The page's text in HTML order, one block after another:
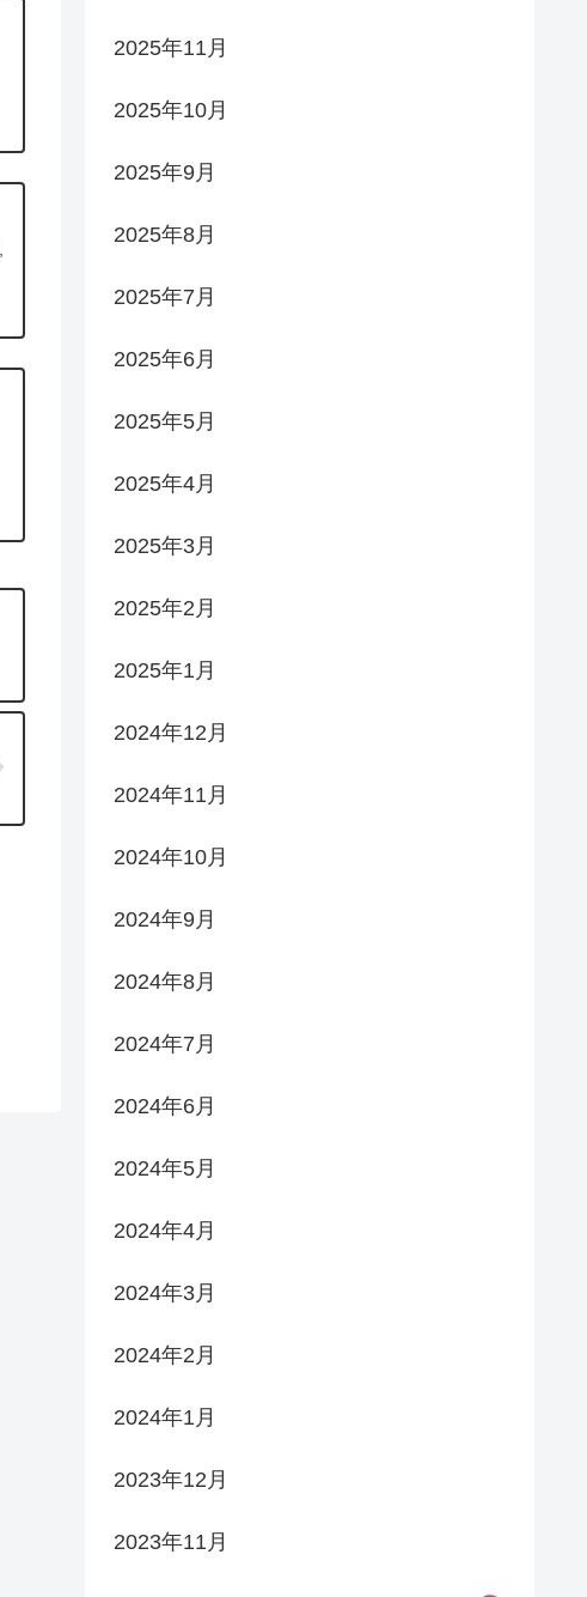
2025年11月
2025年10月
2025年9月
2025年8月
2025年7月
2025年6月
2025年5月
2025年4月
2025年3月
2025年2月
2025年1月
2024年12月
2024年11月
2024年10月
2024年9月
2024年8月
2024年7月
2024年6月
2024年5月
2024年4月
2024年3月
2024年2月
2024年1月
2023年12月
2023年11月